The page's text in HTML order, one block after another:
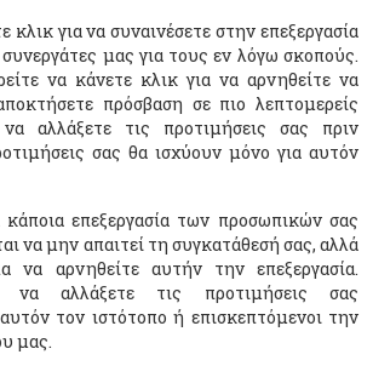
κλικ για να συναινέσετε στην επεξεργασία
μας για τους εν λόγω σκοπούς.
να κάνετε κλικ για να αρνηθείτε να
πρόσβαση σε πιο λεπτομερείς
αλλάξετε τις προτιμήσεις σας πριν
σας θα ισχύουν μόνο για αυτόν
επεξεργασία των προσωπικών σας
να μην απαιτεί τη συγκατάθεσή σας, αλλά
να αρνηθείτε αυτήν την επεξεργασία.
να αλλάξετε τις προτιμήσεις σας
τον ιστότοπο ή επισκεπτόμενοι την
μας.